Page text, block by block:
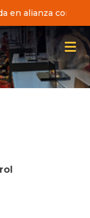
alianza con el